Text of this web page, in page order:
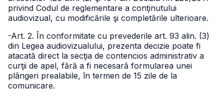
privind Codul de reglementare a conţinutului
audiovizual, cu modificările şi completările ulterioare.
-Art. 2. În conformitate cu prevederile art. 93 alin. (3)
din Legea audiovizualului, prezenta decizie poate fi
atacată direct la secţia de contencios administrativ a
curţii de apel, fără a fi necesară formularea unei
plângeri prealabile, în termen de 15 zile de la
comunicare.